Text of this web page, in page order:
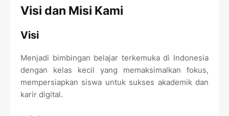
Visi dan Misi Kami
Visi
Menjadi bimbingan belajar terkemuka di Indonesia
dengan kelas kecil yang memaksimalkan fokus,
mempersiapkan siswa untuk sukses akademik dan
karir digital.